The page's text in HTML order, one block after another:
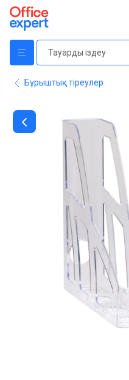
Бұрыштық тіреулер